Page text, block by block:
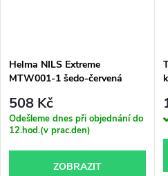
Helma NILS Extreme
MTW001-1 šedo-červená
508 Kč
Odešleme dnes při objednání do
12.hod.(v prac.den)
ZOBRAZIT